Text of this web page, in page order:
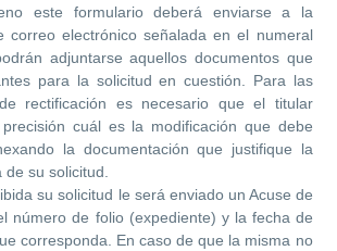
este formulario deberá enviarse a la
correo electrónico señalada en el numeral
adjuntarse aquellos documentos que
para la solicitud en cuestión. Para las
rectificación es necesario que el titular
cuál es la modificación que debe
la documentación que justifique la
su solicitud.
su solicitud le será enviado un Acuse de
número de folio (expediente) y la fecha de
corresponda. En caso de que la misma no